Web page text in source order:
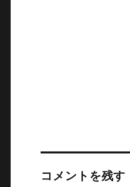
コメントを残す